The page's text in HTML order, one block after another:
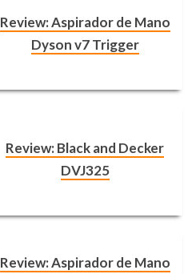
Review: Aspirador de Mano
Dyson v7 Trigger
Review: Black and Decker
DVJ325
Review: Aspirador de Mano